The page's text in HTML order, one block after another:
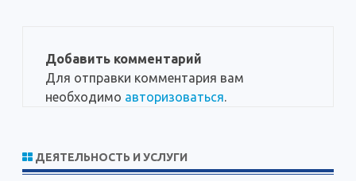
Добавить комментарий
Для отправки комментария вам
необходимо авторизоваться.
ДЕЯТЕЛЬНОСТЬ И УСЛУГИ